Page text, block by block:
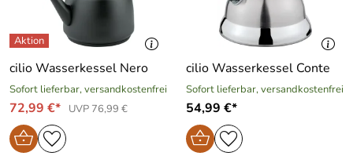
cilio Wasserkessel Nero
Sofort lieferbar, versandkostenfrei
72,99 €* UVP 76,99 €
cilio Wasserkessel Conte
Sofort lieferbar, versandkostenfrei
54,99 €*